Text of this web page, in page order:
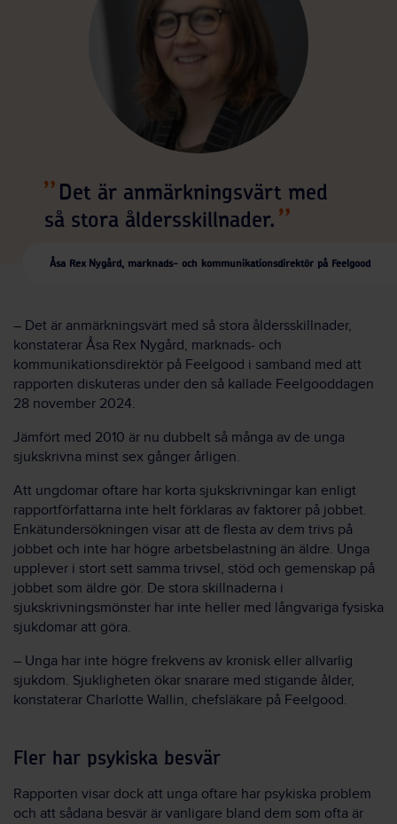
Det är anmärkningsvärt med
så stora åldersskillnader.
Åsa Rex Nygård, marknads- och kommunikationsdirektör på Feelgood
– Det är anmärkningsvärt med så stora åldersskillnader,
konstaterar Åsa Rex Nygård, marknads- och
kommunikationsdirektör på Feelgood i samband med att
rapporten diskuteras under den så kallade Feelgooddagen
28 november 2024.
Jämfört med 2010 är nu dubbelt så många av de unga
sjukskrivna minst sex gånger årligen.
Att ungdomar oftare har korta sjukskrivningar kan enligt
rapportförfattarna inte helt förklaras av faktorer på jobbet.
Enkätundersökningen visar att de flesta av dem trivs på
jobbet och inte har högre arbetsbelastning än äldre. Unga
upplever i stort sett samma trivsel, stöd och gemenskap på
jobbet som äldre gör. De stora skillnaderna i
sjukskrivningsmönster har inte heller med långvariga fysiska
sjukdomar att göra.
– Unga har inte högre frekvens av kronisk eller allvarlig
sjukdom. Sjukligheten ökar snarare med stigande ålder,
konstaterar Charlotte Wallin, chefsläkare på Feelgood.
Fler har psykiska besvär
Rapporten visar dock att unga oftare har psykiska problem
och att sådana besvär är vanligare bland dem som ofta är